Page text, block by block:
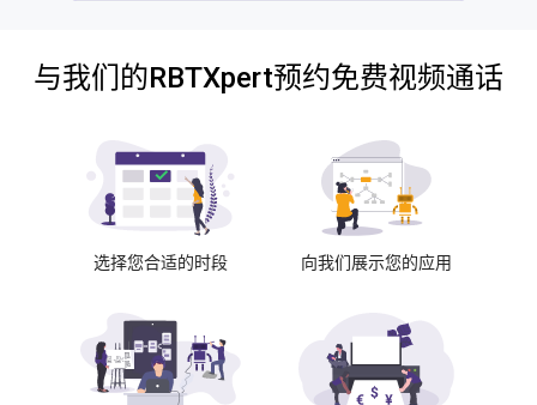
与我们的RBTXpert预约免费视频通话
选择您合适的时段 向我们展示您的应用